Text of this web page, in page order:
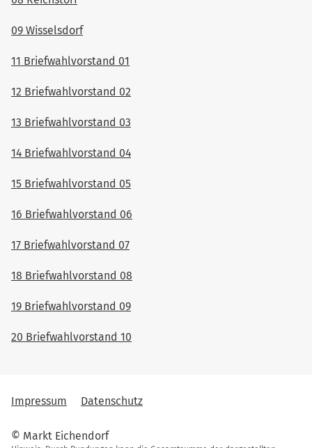
09 Wisselsdorf
11 Briefwahlvorstand 01
12 Briefwahlvorstand 02
13 Briefwahlvorstand 03
14 Briefwahlvorstand 04
15 Briefwahlvorstand 05
16 Briefwahlvorstand 06
17 Briefwahlvorstand 07
18 Briefwahlvorstand 08
19 Briefwahlvorstand 09
20 Briefwahlvorstand 10
Impressum Datenschutz
© Markt Eichendorf